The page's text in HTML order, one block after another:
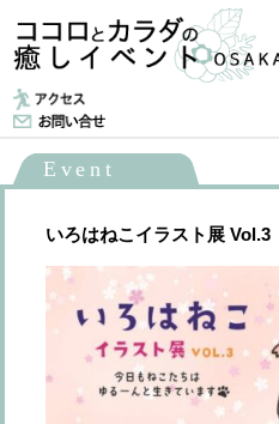
メインコンテンツへ移動
Event
いろはねこイラスト展 Vol.3